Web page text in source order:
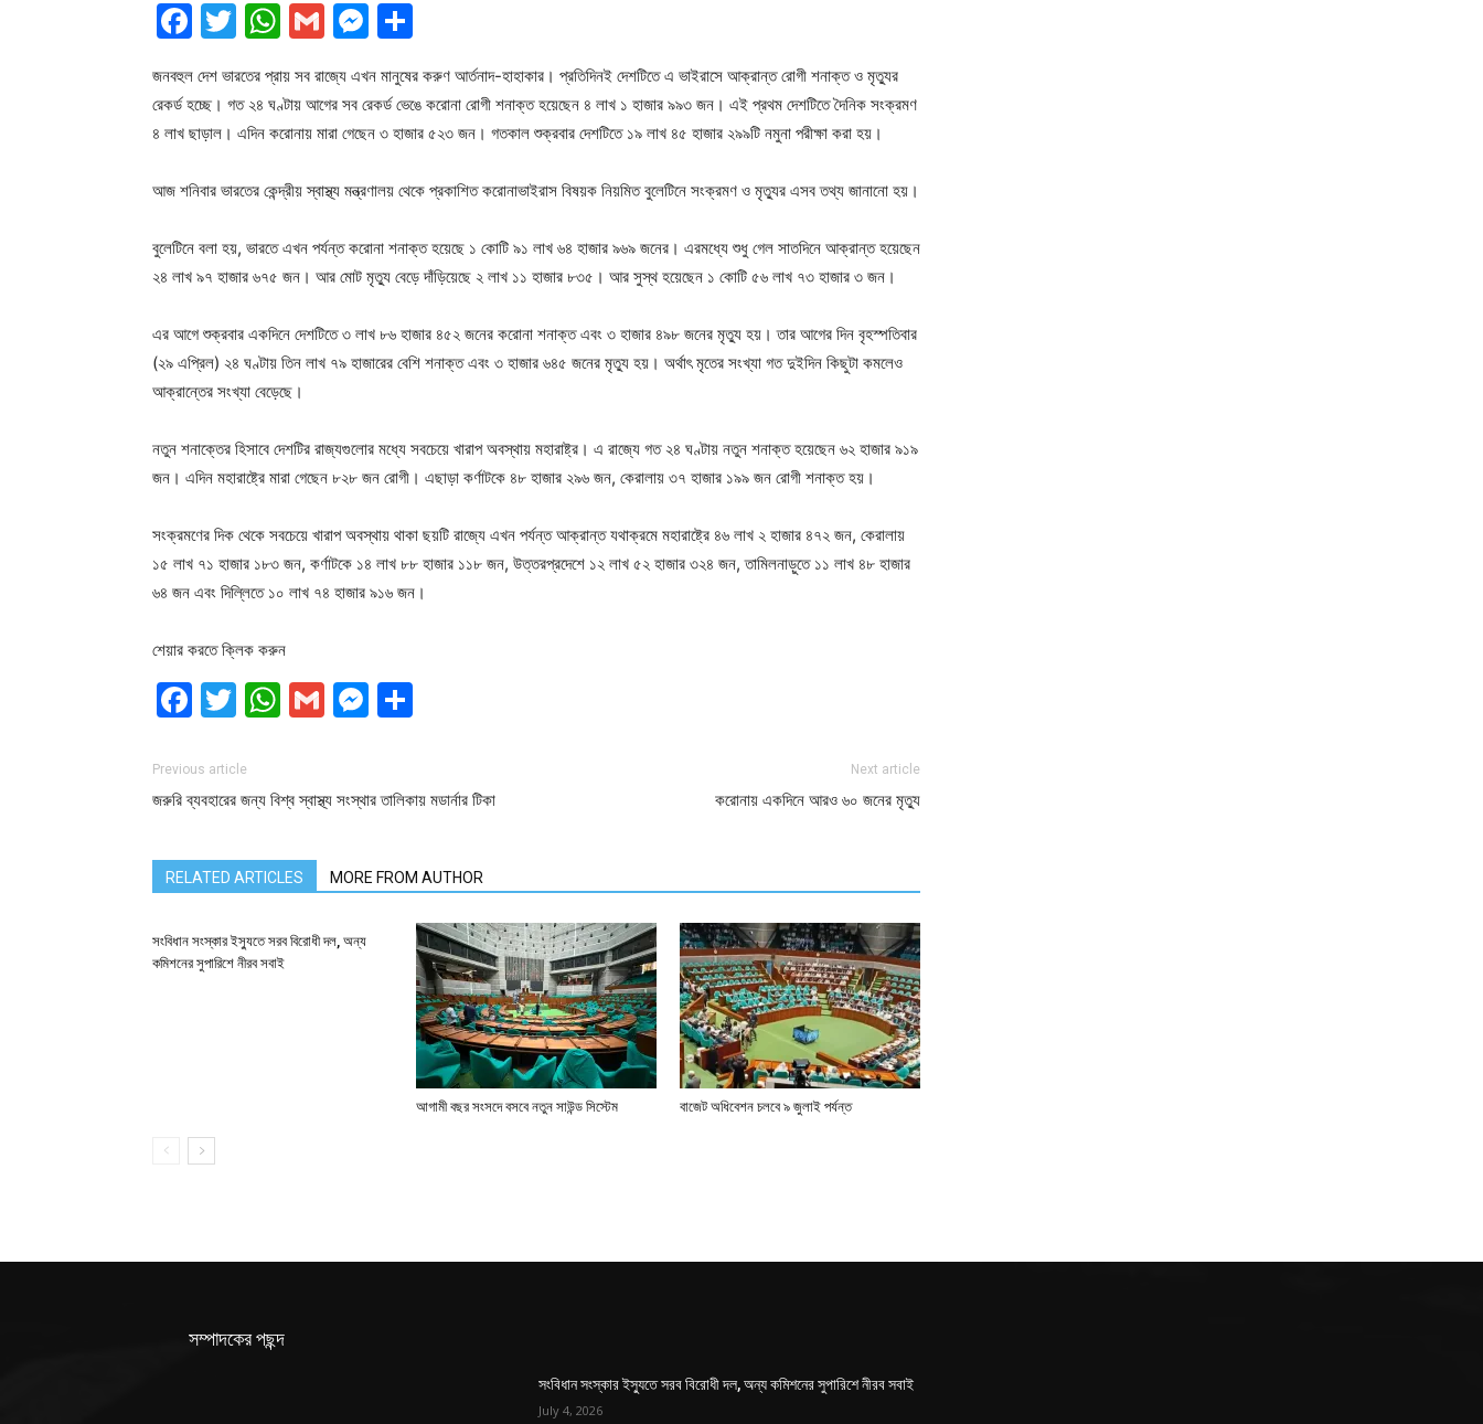
Facebook
Twitter
WhatsApp
GmailMessenger
জনবহুল দেশ ভারতের প্রায় সব রাজ্যে এখন মানুষের করুণ আর্তনাদ-হাহাকার। প্রতিদিনই দেশটিতে এ ভাইরাসে আক্রান্ত রোগী শনাক্ত ও মৃত্যুর
রেকর্ড হচ্ছে। গত ২৪ ঘণ্টায় আগের সব রেকর্ড ভেঙে করোনা রোগী শনাক্ত হয়েছেন ৪ লাখ ১ হাজার ৯৯৩ জন। এই প্রথম দেশটিতে দৈনিক সংক্রমণ
৪ লাখ ছাড়াল। এদিন করোনায় মারা গেছেন ৩ হাজার ৫২৩ জন। গতকাল শুক্রবার দেশটিতে ১৯ লাখ ৪৫ হাজার ২৯৯টি নমুনা পরীক্ষা করা হয়।
আজ শনিবার ভারতের কেন্দ্রীয় স্বাস্থ্য মন্ত্রণালয় থেকে প্রকাশিত করোনাভাইরাস বিষয়ক নিয়মিত বুলেটিনে সংক্রমণ ও মৃত্যুর এসব তথ্য জানানো হয়।
বুলেটিনে বলা হয়, ভারতে এখন পর্যন্ত করোনা শনাক্ত হয়েছে ১ কোটি ৯১ লাখ ৬৪ হাজার ৯৬৯ জনের। এরমধ্যে শুধু গেল সাতদিনে আক্রান্ত হয়েছেন
২৪ লাখ ৯৭ হাজার ৬৭৫ জন। আর মোট মৃত্যু বেড়ে দাঁড়িয়েছে ২ লাখ ১১ হাজার ৮৩৫। আর সুস্থ হয়েছেন ১ কোটি ৫৬ লাখ ৭৩ হাজার ৩ জন।
এর আগে শুক্রবার একদিনে দেশটিতে ৩ লাখ ৮৬ হাজার ৪৫২ জনের করোনা শনাক্ত এবং ৩ হাজার ৪৯৮ জনের মৃত্যু হয়। তার আগের দিন বৃহস্পতিবার
(২৯ এপ্রিল) ২৪ ঘণ্টায় তিন লাখ ৭৯ হাজারের বেশি শনাক্ত এবং ৩ হাজার ৬৪৫ জনের মৃত্যু হয়। অর্থাৎ মৃতের সংখ্যা গত দুইদিন কিছুটা কমলেও
আক্রান্তের সংখ্যা বেড়েছে।
নতুন শনাক্তের হিসাবে দেশটির রাজ্যগুলোর মধ্যে সবচেয়ে খারাপ অবস্থায় মহারাষ্ট্র। এ রাজ্যে গত ২৪ ঘণ্টায় নতুন শনাক্ত হয়েছেন ৬২ হাজার ৯১৯
জন। এদিন মহারাষ্ট্রে মারা গেছেন ৮২৮ জন রোগী। এছাড়া কর্ণাটকে ৪৮ হাজার ২৯৬ জন, কেরালায় ৩৭ হাজার ১৯৯ জন রোগী শনাক্ত হয়।
সংক্রমণের দিক থেকে সবচেয়ে খারাপ অবস্থায় থাকা ছয়টি রাজ্যে এখন পর্যন্ত আক্রান্ত যথাক্রমে মহারাষ্ট্রে ৪৬ লাখ ২ হাজার ৪৭২ জন, কেরালায়
১৫ লাখ ৭১ হাজার ১৮৩ জন, কর্ণাটকে ১৪ লাখ ৮৮ হাজার ১১৮ জন, উত্তরপ্রদেশে ১২ লাখ ৫২ হাজার ৩২৪ জন, তামিলনাড়ুতে ১১ লাখ ৪৮ হাজার
৬৪ জন এবং দিল্লিতে ১০ লাখ ৭৪ হাজার ৯১৬ জন।
শেয়ার করতে ক্লিক করুন
Facebook
Twitter
WhatsApp
GmailMessenger
Previous article
জরুরি ব্যবহারের জন্য বিশ্ব স্বাস্থ্য সংস্থার তালিকায় মডার্নার টিকা
Next article
করোনায় একদিনে আরও ৬০ জনের মৃত্যু
RELATED ARTICLES MORE FROM AUTHOR
সংবিধান সংস্কার ইস্যুতে সরব বিরোধী দল, অন্য
কমিশনের সুপারিশে নীরব সবাই
আগামী বছর সংসদে বসবে নতুন সাউন্ড সিস্টেম বাজেট অধিবেশন চলবে ৯ জুলাই পর্যন্ত
সম্পাদকের পছন্দ
সংবিধান সংস্কার ইস্যুতে সরব বিরোধী দল, অন্য কমিশনের সুপারিশে নীরব সবাই
July 4, 2026